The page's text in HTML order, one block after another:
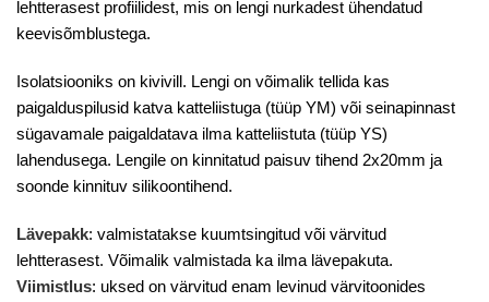
lehtterasest profiilidest, mis on lengi nurkadest ühendatud
keevisõmblustega.
Isolatsiooniks on kivivill. Lengi on võimalik tellida kas
paigalduspilusid katva katteliistuga (tüüp YM) või seinapinnast
sügavamale paigaldatava ilma katteliistuta (tüüp YS)
lahendusega. Lengile on kinnitatud paisuv tihend 2x20mm ja
soonde kinnituv silikoontihend.
Lävepakk: valmistatakse kuumtsingitud või värvitud
lehtterasest. Võimalik valmistada ka ilma lävepakuta.
Viimistlus: uksed on värvitud enam levinud värvitoonides